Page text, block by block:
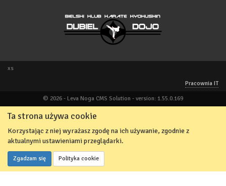
xs
Pracownia IT
© 2026 - Leva Noga CMS Solution - version: 1.55.0.169
Ta strona używa cookie
Korzystając z niej wyrażasz zgodę na ich używanie, zgodnie z
aktualnymi ustawieniami przeglądarki.
Zgadzam się Polityka cookie